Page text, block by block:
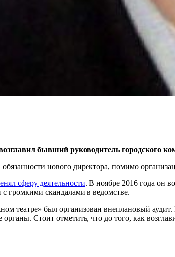
бывший руководитель городского
нового директора, помимо
сферу деятельности. В ноябре 2016 года он
громкими скандалами в ведомстве.
театре» был организован внеплановый
Стоит отметить, что до того, как